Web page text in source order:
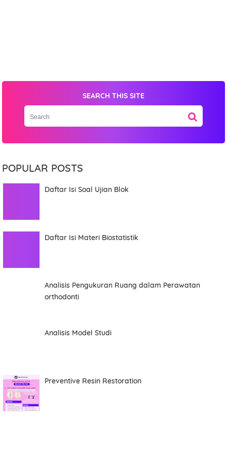
SEARCH THIS SITE
POPULAR POSTS
Daftar Isi Soal Ujian Blok
Daftar Isi Materi Biostatistik
Analisis Pengukuran Ruang dalam Perawatan
orthodonti
Analisis Model Studi
Preventive Resin Restoration
Mobile Phone Number
Item Choices
Total
Comment
This order requires the WhatsApp application.